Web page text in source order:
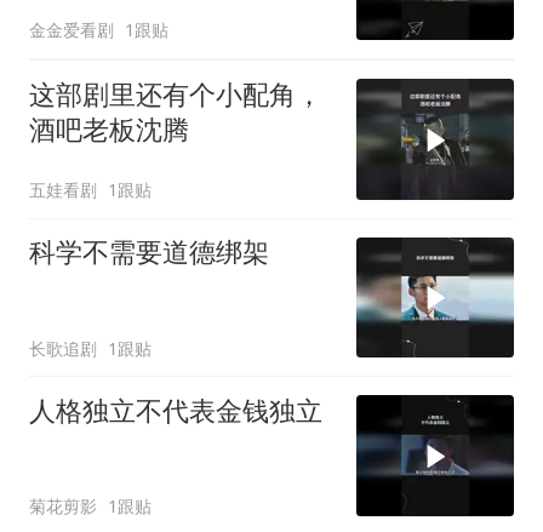
金金爱看剧 1跟贴
这部剧里还有个小配角，
酒吧老板沈腾
五娃看剧 1跟贴
科学不需要道德绑架
长歌追剧 1跟贴
人格独立不代表金钱独立
菊花剪影 1跟贴